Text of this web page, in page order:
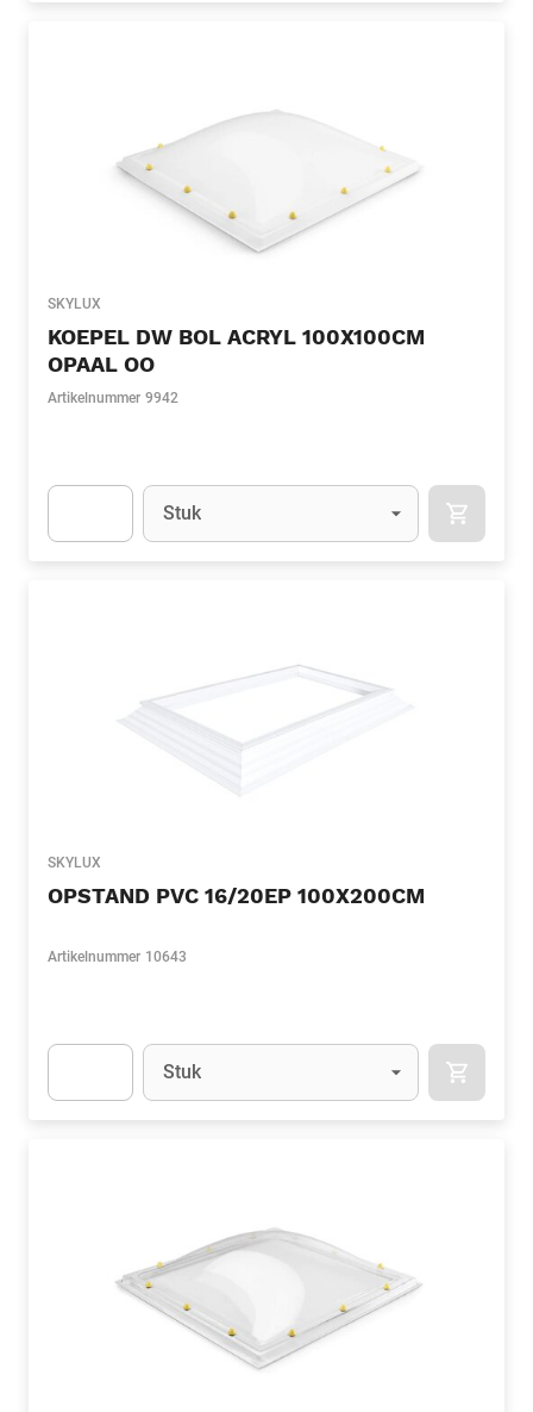
SKYLUX
KOEPEL DW BOL ACRYL 100X100CM
OPAAL OO
Artikelnummer 9942
Eenheid
Stuk
SKYLUX
OPSTAND PVC 16/20EP 100X200CM
Artikelnummer 10643
Eenheid
Stuk